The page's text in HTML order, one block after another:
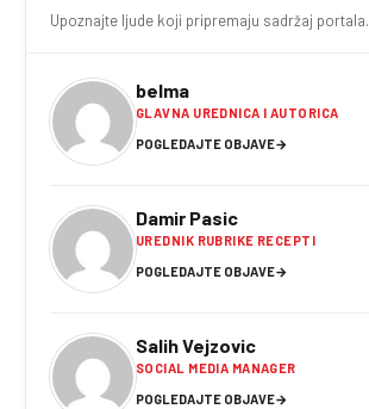
Upoznajte ljude koji pripremaju sadržaj portala.
belma
GLAVNA UREDNICA I AUTORICA
POGLEDAJTE OBJAVE→
Damir Pasic
UREDNIK RUBRIKE RECEPTI
POGLEDAJTE OBJAVE→
Salih Vejzovic
SOCIAL MEDIA MANAGER
POGLEDAJTE OBJAVE→